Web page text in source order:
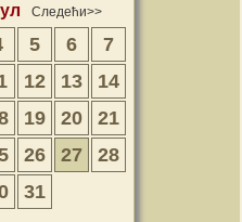
Следећи>>
5 6
7
12 13
14
19 20
21
26 27
28
31